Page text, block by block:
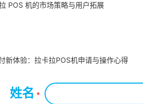
POS 机的市场策略与用户拓展
新体验：拉卡拉POS机申请与操作心得
姓名 *